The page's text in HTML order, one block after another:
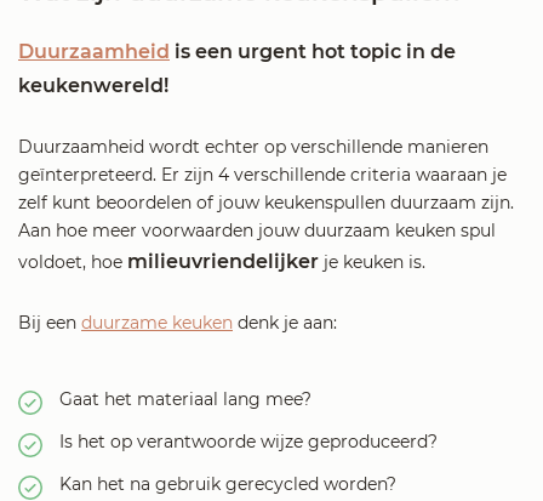
Duurzaamheid is een urgent hot topic in de
keukenwereld!
Duurzaamheid wordt echter op verschillende manieren
geïnterpreteerd. Er zijn 4 verschillende criteria waaraan je
zelf kunt beoordelen of jouw keukenspullen duurzaam zijn.
Aan hoe meer voorwaarden jouw duurzaam keuken spul
voldoet, hoe milieuvriendelijker je keuken is.
Bij een duurzame keuken denk je aan:
Gaat het materiaal lang mee?
Is het op verantwoorde wijze geproduceerd?
Kan het na gebruik gerecycled worden?